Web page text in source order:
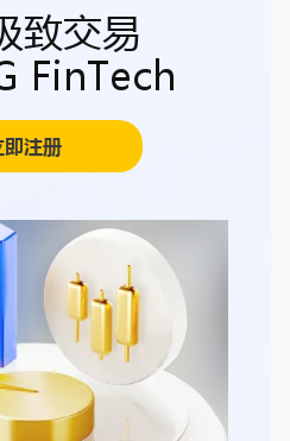
致交易
FinTech
即注册